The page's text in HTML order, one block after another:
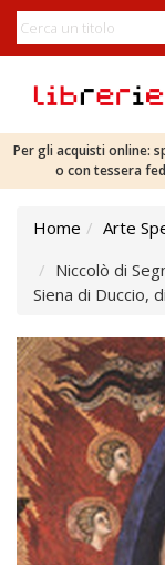
Per gli acquisti online:
o con tessera
Home Arte
Niccolò di
Siena di Duccio,